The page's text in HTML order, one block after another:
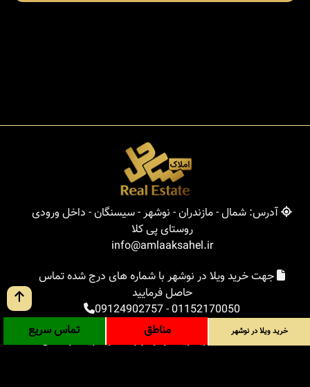
آدرس: شمال - مازندران - نوشهر - سیسنگان - داخل ورودی
روستای پی کلا
info@amlaaksahel.ir
جهت خرید ویلا در نوشهر با شماره های درج شده تماس
حاصل فرمایید
01152170050
-
09124902757
املاک ساحل
خرید ویلا در نوشهر
خرید ویلا در شمال
خرید ویلا در نوشهر مناطق تماس سریع